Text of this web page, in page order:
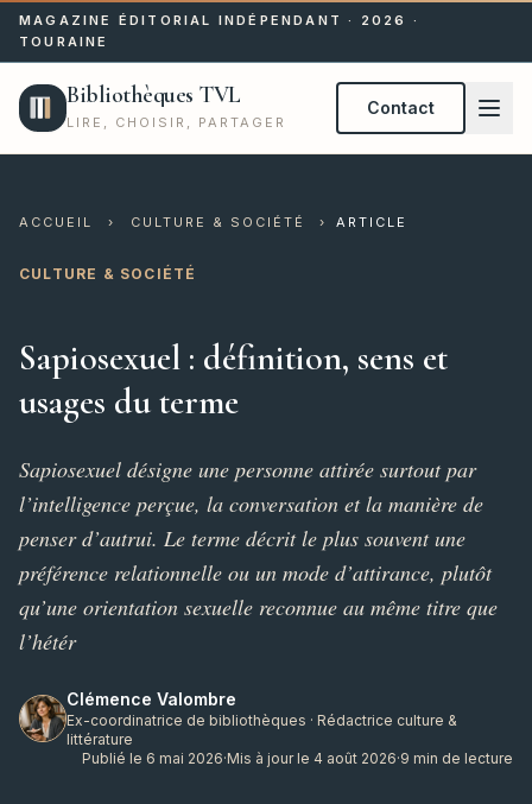
MAGAZINE ÉDITORIAL INDÉPENDANT · 2026 ·
TOURAINE
Bibliothèques TVL
LIRE, CHOISIR, PARTAGER
Contact
ACCUEIL › CULTURE & SOCIÉTÉ › ARTICLE
CULTURE & SOCIÉTÉ
Sapiosexuel : définition, sens et
usages du terme
Sapiosexuel désigne une personne attirée surtout par
l’intelligence perçue, la conversation et la manière de
penser d’autrui. Le terme décrit le plus souvent une
préférence relationnelle ou un mode d’attirance, plutôt
qu’une orientation sexuelle reconnue au même titre que
l’hétér
Clémence Valombre
Ex-coordinatrice de bibliothèques · Rédactrice culture &
littérature
Publié le 6 mai 2026·Mis à jour le 4 août 2026·9 min de lecture